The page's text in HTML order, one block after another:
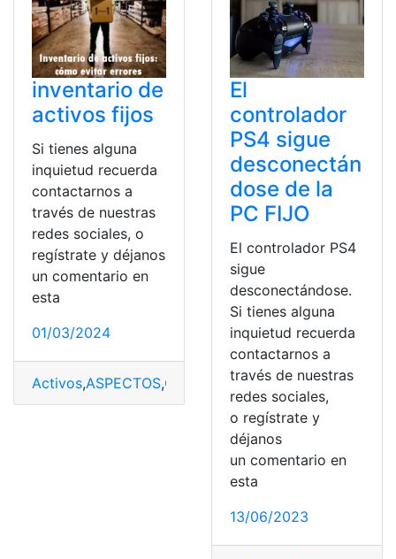
inventario de
activos fijos
Si tienes alguna
inquietud recuerda
contactarnos a
través de nuestras
redes sociales, o
regístrate y déjanos
un comentario en
esta
01/03/2024
Activos,ASPECTOS,CONSIDERAR,Fijos, Inventario
El
controlador
PS4 sigue
desconectán
dose de la
PC FIJO
El controlador PS4
sigue
desconectándose.
Si tienes alguna
inquietud recuerda
contactarnos a
través de nuestras
redes sociales,
o regístrate y
déjanos
un comentario en
esta
13/06/2023